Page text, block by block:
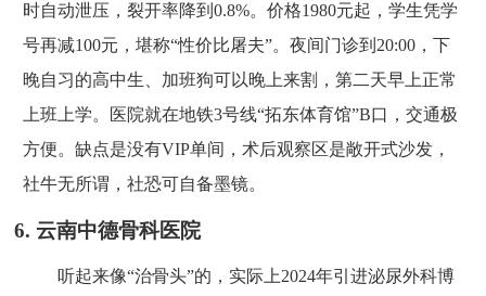
时自动泄压，裂开率降到0.8%。价格1980元起，学生凭学
号再减100元，堪称“性价比屠夫”。夜间门诊到20:00，下
晚自习的高中生、加班狗可以晚上来割，第二天早上正常
上班上学。医院就在地铁3号线“拓东体育馆”B口，交通极
方便。缺点是没有VIP单间，术后观察区是敞开式沙发，
社牛无所谓，社恐可自备墨镜。
6. 云南中德骨科医院
听起来像“治骨头”的，实际上2024年引进泌尿外科博